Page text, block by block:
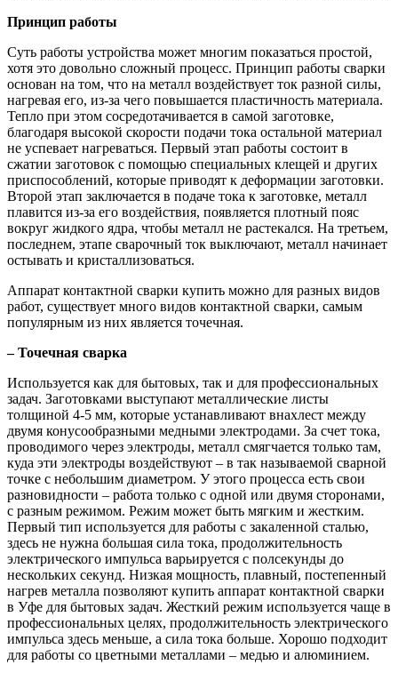
Принцип работы
Суть работы устройства может многим показаться простой,
хотя это довольно сложный процесс. Принцип работы сварки
основан на том, что на металл воздействует ток разной силы,
нагревая его, из-за чего повышается пластичность материала.
Тепло при этом сосредотачивается в самой заготовке,
благодаря высокой скорости подачи тока остальной материал
не успевает нагреваться. Первый этап работы состоит в
сжатии заготовок с помощью специальных клещей и других
приспособлений, которые приводят к деформации заготовки.
Второй этап заключается в подаче тока к заготовке, металл
плавится из-за его воздействия, появляется плотный пояс
вокруг жидкого ядра, чтобы металл не растекался. На третьем,
последнем, этапе сварочный ток выключают, металл начинает
остывать и кристаллизоваться.
Аппарат контактной сварки купить можно для разных видов
работ, существует много видов контактной сварки, самым
популярным из них является точечная.
– Точечная сварка
Используется как для бытовых, так и для профессиональных
задач. Заготовками выступают металлические листы
толщиной 4-5 мм, которые устанавливают внахлест между
двумя конусообразными медными электродами. За счет тока,
проводимого через электроды, металл смягчается только там,
куда эти электроды воздействуют – в так называемой сварной
точке с небольшим диаметром. У этого процесса есть свои
разновидности – работа только с одной или двумя сторонами,
с разным режимом. Режим может быть мягким и жестким.
Первый тип используется для работы с закаленной сталью,
здесь не нужна большая сила тока, продолжительность
электрического импульса варьируется с полсекунды до
нескольких секунд. Низкая мощность, плавный, постепенный
нагрев металла позволяют купить аппарат контактной сварки
в Уфе для бытовых задач. Жесткий режим используется чаще в
профессиональных целях, продолжительность электрического
импульса здесь меньше, а сила тока больше. Хорошо подходит
для работы со цветными металлами – медью и алюминием.